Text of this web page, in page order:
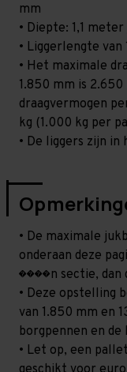
mm
• Diepte: 1,1
• Liggerlengte
• Het maximale
1.850 mm is
draagvermogen
kg (1.000 kg per
• De liggers zijn
• De maximale
onderaan deze
����n sectie, dan
• Deze opstelling
van 1.850 mm en
borgpennen en
• Let op, een